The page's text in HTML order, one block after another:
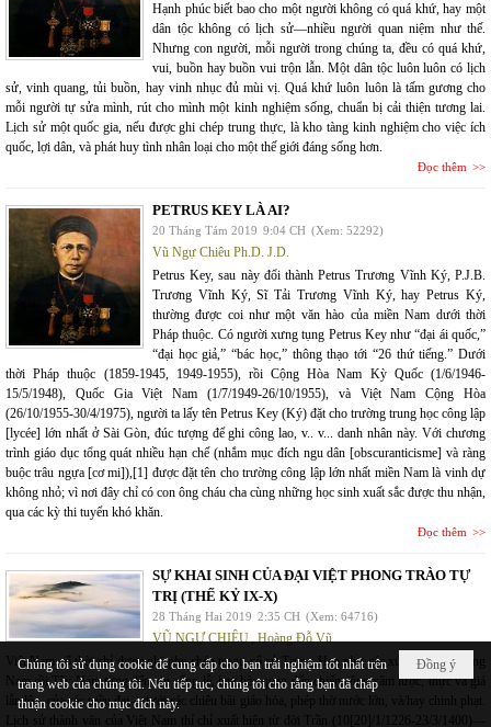
Hạnh phúc biết bao cho một người không có quá khứ, hay một
dân tộc không có lịch sử—nhiều người quan niệm như thế.
Nhưng con người, mỗi người trong chúng ta, đều có quá khứ,
vui, buồn hay buồn vui trộn lẫn. Một dân tộc luôn luôn có lịch
sử, vinh quang, tủi buồn, hay vinh nhục đủ mùi vị. Quá khứ luôn luôn là tấm gương cho
mỗi người tự sửa mình, rút cho mình một kinh nghiệm sống, chuẩn bị cải thiện tương lai.
Lịch sử một quốc gia, nếu được ghi chép trung thực, là kho tàng kinh nghiệm cho việc ích
quốc, lợi dân, và phát huy tình nhân loại cho một thế giới đáng sống hơn.
Đọc thêm
PETRUS KEY LÀ AI?
20 Tháng Tám 2019 9:04 CH (Xem: 52292)
Vũ Ngự Chiêu Ph.D. J.D.
Petrus Key, sau này đổi thành Petrus Trương Vĩnh Ký, P.J.B.
Trương Vĩnh Ký, Sĩ Tải Trương Vĩnh Ký, hay Petrus Ký,
thường được coi như một văn hào của miền Nam dưới thời
Pháp thuộc. Có người xưng tụng Petrus Key như “đại ái quốc,”
“đại học giả,” “bác học,” thông thạo tới “26 thứ tiếng.” Dưới
thời Pháp thuộc (1859-1945, 1949-1955), rồi Cộng Hòa Nam Kỳ Quốc (1/6/1946-
15/5/1948), Quốc Gia Việt Nam (1/7/1949-26/10/1955), và Việt Nam Cộng Hòa
(26/10/1955-30/4/1975), người ta lấy tên Petrus Key (Ký) đặt cho trường trung học công lập
[lycée] lớn nhất ở Sài Gòn, đúc tượng để ghi công lao, v.. v... danh nhân này. Với chương
trình giáo dục tổng quát nhiều hạn chế (nhắm mục đích ngu dân [obscuranticisme] và ràng
buộc trâu ngựa [cơ mi]),[1] được đặt tên cho trường công lập lớn nhất miền Nam là vinh dự
không nhỏ; vì nơi đây chỉ có con ông cháu cha cùng những học sinh xuất sắc được thu nhận,
qua các kỳ thi tuyển khó khăn.
Đọc thêm
SỰ KHAI SINH CỦA ĐẠI VIỆT PHONG TRÀO TỰ
TRỊ (THẾ KỶ IX-X)
28 Tháng Hai 2019 2:35 CH (Xem: 64716)
VŨ NGỰ CHIÊU,Hoàng Đỗ Vũ
Việt Nam cổ thời chỉ được ghi phụ chép trong cổ sử Trung Hoa như các xứ man di phương
Nam rồi Tây Nam từng đến xin cống lễ, hay liên quan đến chiến công xâm lược, thực và giá
lẫn lộn, của các triều đại—dưới các chiêu bài giáo hóa, phép thờ nước lớn, và/hay chinh phạt.
Lịch sử thành văn của Việt Nam thỉ chỉ xuất hiện từ đời Trần (10[20]/1/1226-23/3/1400)—
Đồng ý
Chúng tôi sử dụng cookie để cung cấp cho bạn trải nghiệm tốt nhất trên
trang web của chúng tôi. Nếu tiếp tục, chúng tôi cho rằng bạn đã chấp
thuận cookie cho mục đích này.